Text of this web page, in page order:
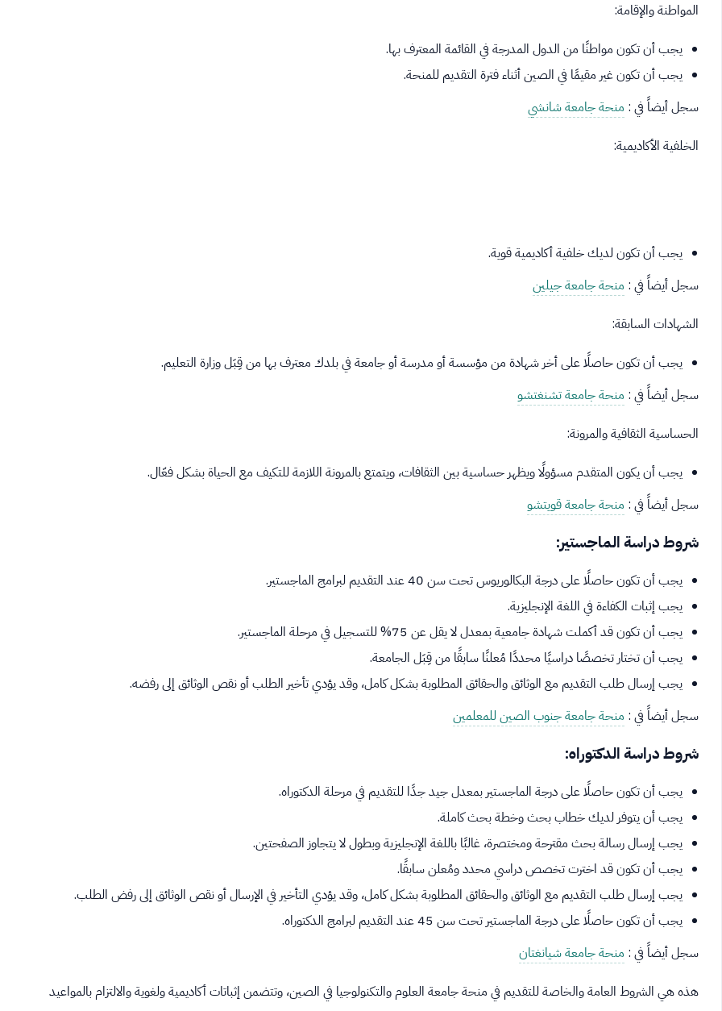
المواطنة والإقامة:
يجب أن تكون مواطنًا من الدول المدرجة في القائمة المعترف بها.
يجب أن تكون غير مقيمًا في الصين أثناء فترة التقديم للمنحة.
سجل أيضاً في : منحة جامعة شانشي
الخلفية الأكاديمية:
يجب أن تكون لديك خلفية أكاديمية قوية.
سجل أيضاً في : منحة جامعة جيلين
الشهادات السابقة:
يجب أن تكون حاصلًا على أخر شهادة من مؤسسة أو مدرسة أو جامعة في بلدك معترف بها من قِبَل وزارة التعليم.
سجل أيضاً في : منحة جامعة تشنغتشو
الحساسية الثقافية والمرونة:
يجب أن يكون المتقدم مسؤولًا ويظهر حساسية بين الثقافات، ويتمتع بالمرونة اللازمة للتكيف مع الحياة بشكل فعّال.
سجل أيضاً في : منحة جامعة قويتشو
شروط دراسة الماجستير:
يجب أن تكون حاصلًا على درجة البكالوريوس تحت سن 40 عند التقديم لبرامج الماجستير.
يجب إثبات الكفاءة في اللغة الإنجليزية.
يجب أن تكون قد أكملت شهادة جامعية بمعدل لا يقل عن 75% للتسجيل في مرحلة الماجستير.
يجب أن تختار تخصصًا دراسيًا محددًا مُعلنًا سابقًا من قِبَل الجامعة.
يجب إرسال طلب التقديم مع الوثائق والحقائق المطلوبة بشكل كامل، وقد يؤدي تأخير الطلب أو نقص الوثائق إلى رفضه.
سجل أيضاً في : منحة جامعة جنوب الصين للمعلمين
شروط دراسة الدكتوراه:
يجب أن تكون حاصلًا على درجة الماجستير بمعدل جيد جدًا للتقديم في مرحلة الدكتوراه.
يجب أن يتوفر لديك خطاب بحث وخطة بحث كاملة.
يجب إرسال رسالة بحث مقترحة ومختصرة، غالبًا باللغة الإنجليزية وبطول لا يتجاوز الصفحتين.
يجب أن تكون قد اخترت تخصص دراسي محدد ومُعلن سابقًا.
يجب إرسال طلب التقديم مع الوثائق والحقائق المطلوبة بشكل كامل، وقد يؤدي التأخير في الإرسال أو نقص الوثائق إلى رفض الطلب.
يجب أن تكون حاصلًا على درجة الماجستير تحت سن 45 عند التقديم لبرامج الدكتوراه.
سجل أيضاً في : منحة جامعة شيانغتان
هذه هي الشروط العامة والخاصة للتقديم في منحة جامعة العلوم والتكنولوجيا في الصين، وتتضمن إثباتات أكاديمية ولغوية والالتزام بالمواعيد